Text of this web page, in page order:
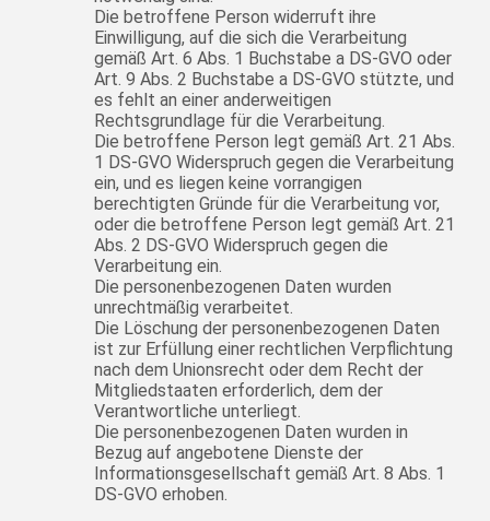
Die betroffene Person widerruft ihre
Einwilligung, auf die sich die Verarbeitung
gemäß Art. 6 Abs. 1 Buchstabe a DS-GVO oder
Art. 9 Abs. 2 Buchstabe a DS-GVO stützte, und
es fehlt an einer anderweitigen
Rechtsgrundlage für die Verarbeitung.
Die betroffene Person legt gemäß Art. 21 Abs.
1 DS-GVO Widerspruch gegen die Verarbeitung
ein, und es liegen keine vorrangigen
berechtigten Gründe für die Verarbeitung vor,
oder die betroffene Person legt gemäß Art. 21
Abs. 2 DS-GVO Widerspruch gegen die
Verarbeitung ein.
Die personenbezogenen Daten wurden
unrechtmäßig verarbeitet.
Die Löschung der personenbezogenen Daten
ist zur Erfüllung einer rechtlichen Verpflichtung
nach dem Unionsrecht oder dem Recht der
Mitgliedstaaten erforderlich, dem der
Verantwortliche unterliegt.
Die personenbezogenen Daten wurden in
Bezug auf angebotene Dienste der
Informationsgesellschaft gemäß Art. 8 Abs. 1
DS-GVO erhoben.